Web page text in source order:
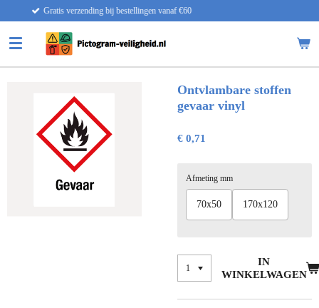
naar
de
hoofdinhoud
vanaf €60
Ontvlambare stoffen
gevaar vinyl
€ 0,71
Afmeting mm
70x50 170x120
IN
WINKELWAGEN